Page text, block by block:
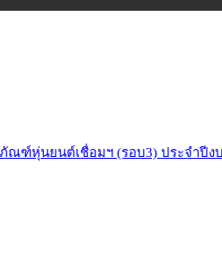
ณฑ์หุ่นยนต์เชื่อมฯ (รอบ3) ประจำปีง